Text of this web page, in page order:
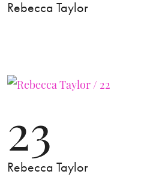
Rebecca Taylor
23
Rebecca Taylor